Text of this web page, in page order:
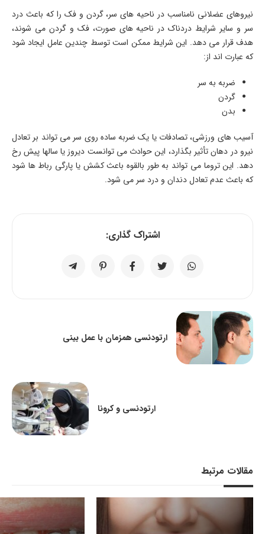
نیروهای عضلانی نامناسب در ناحیه های سر، گردن و فک را که باعث درد
سر و سایر شرایط دردناک در ناحیه های صورت، فک و گردن می شوند،
هدف قرار می دهد. این شرایط ممکن است توسط چندین عامل ایجاد شود
که عبارت اند از:
ضربه به سر
گردن
بدن
آسیب های ورزشی، تصادفات یا یک ضربه ساده روی سر می تواند بر تعادل
نیرو در دهان تأثیر بگذارد، این حوادث می توانست دیروز یا سالها پیش رخ
دهد. این تروما می تواند به طور بالقوه باعث کشش یا پارگی رباط ها شود
که باعث عدم تعادل دندان و درد سر می شود.
اشتراک گذاری:
ارتودنسی همزمان با عمل بینی
ارتودنسی و کرونا
مقالات مرتبط